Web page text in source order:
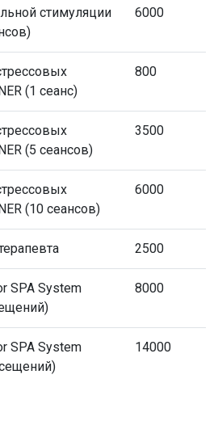
стимуляции
6000
(1 сеанс)
800
(5 сеансов)
3500
(10 сеансов)
6000
2500
SPA System
8000
SPA System
14000